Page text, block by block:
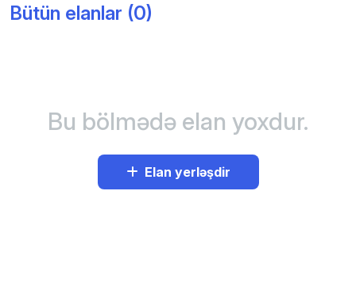
Bütün elanlar (0)
Bu bölmədə elan yoxdur.
Elan yerləşdir